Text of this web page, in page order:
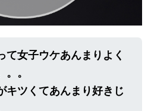
て女子ウケあんまりよく
。
キツくてあんまり好きじ